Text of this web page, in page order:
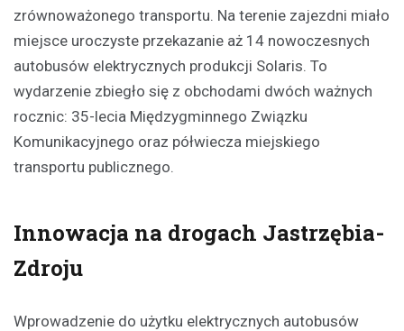
zrównoważonego transportu. Na terenie zajezdni miało
miejsce uroczyste przekazanie aż 14 nowoczesnych
autobusów elektrycznych produkcji Solaris. To
wydarzenie zbiegło się z obchodami dwóch ważnych
rocznic: 35-lecia Międzygminnego Związku
Komunikacyjnego oraz półwiecza miejskiego
transportu publicznego.
Innowacja na drogach Jastrzębia-
Zdroju
Wprowadzenie do użytku elektrycznych autobusów